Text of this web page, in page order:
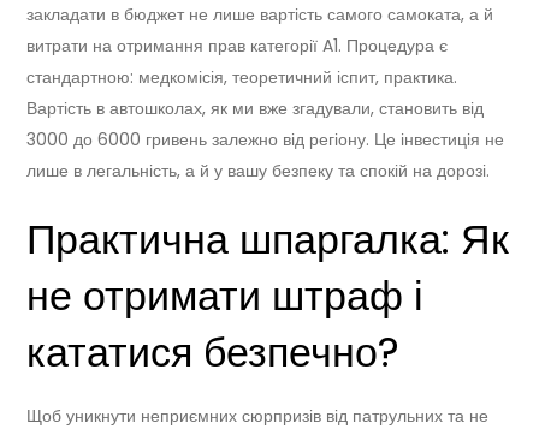
закладати в бюджет не лише вартість самого самоката, а й
витрати на отримання прав категорії A1. Процедура є
стандартною: медкомісія, теоретичний іспит, практика.
Вартість в автошколах, як ми вже згадували, становить від
3000 до 6000 гривень залежно від регіону. Це інвестиція не
лише в легальність, а й у вашу безпеку та спокій на дорозі.
Практична шпаргалка: Як
не отримати штраф і
кататися безпечно?
Щоб уникнути неприємних сюрпризів від патрульних та не